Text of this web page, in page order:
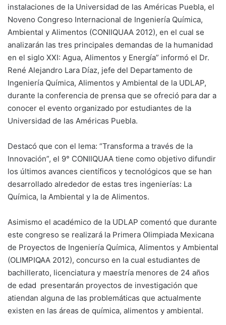
instalaciones de la Universidad de las Américas Puebla, el
Noveno Congreso Internacional de Ingeniería Química,
Ambiental y Alimentos (CONIIQUAA 2012), en el cual se
analizarán las tres principales demandas de la humanidad
en el siglo XXI: Agua, Alimentos y Energía” informó el Dr.
René Alejandro Lara Díaz, jefe del Departamento de
Ingeniería Química, Alimentos y Ambiental de la UDLAP,
durante la conferencia de prensa que se ofreció para dar a
conocer el evento organizado por estudiantes de la
Universidad de las Américas Puebla.
Destacó que con el lema: “Transforma a través de la
Innovación”, el 9° CONIIQUAA tiene como objetivo difundir
los últimos avances científicos y tecnológicos que se han
desarrollado alrededor de estas tres ingenierías: La
Química, la Ambiental y la de Alimentos.
Asimismo el académico de la UDLAP comentó que durante
este congreso se realizará la Primera Olimpiada Mexicana
de Proyectos de Ingeniería Química, Alimentos y Ambiental
(OLIMPIQAA 2012), concurso en la cual estudiantes de
bachillerato, licenciatura y maestría menores de 24 años
de edad presentarán proyectos de investigación que
atiendan alguna de las problemáticas que actualmente
existen en las áreas de química, alimentos y ambiental.